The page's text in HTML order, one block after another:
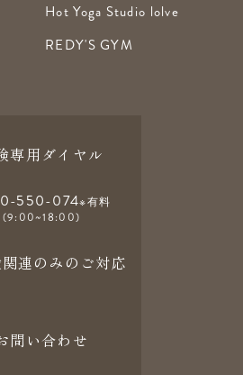
Hot Yoga Studio lolve
REDY'S GYM
専用ダイヤル
550-074※有料
(9:00~18:00)
連のみのご対応
問い合わせ